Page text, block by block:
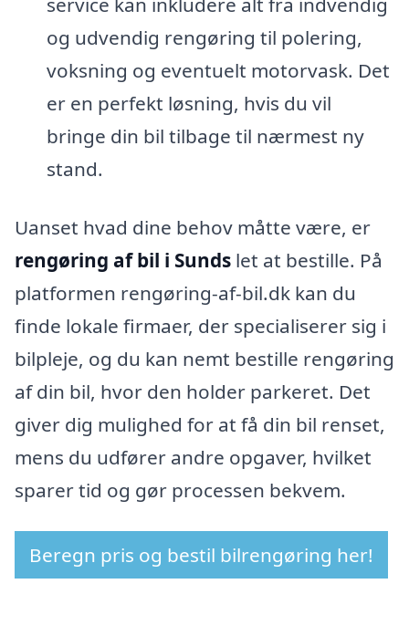
og udvendig rengøring til polering,
voksning og eventuelt motorvask. Det
er en perfekt løsning, hvis du vil
bringe din bil tilbage til nærmest ny
stand.
Uanset hvad dine behov måtte være, er
rengøring af bil i Sunds let at bestille. På
platformen rengøring-af-bil.dk kan du
finde lokale firmaer, der specialiserer sig i
bilpleje, og du kan nemt bestille rengøring
af din bil, hvor den holder parkeret. Det
giver dig mulighed for at få din bil renset,
mens du udfører andre opgaver, hvilket
sparer tid og gør processen bekvem.
Beregn pris og bestil bilrengøring her!